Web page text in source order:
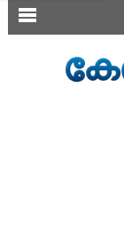
SECTIONS